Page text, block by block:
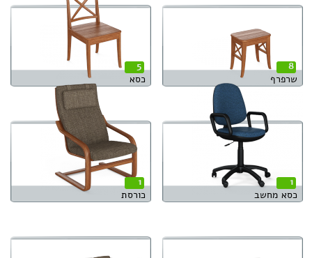
8
שרפרף
5
כסא
1
כסא מחשב
1
כורסת